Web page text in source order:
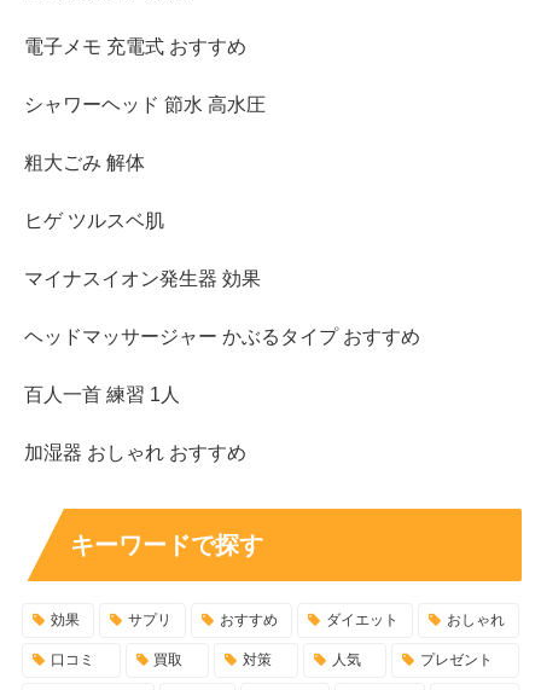
電子メモ 充電式 おすすめ
シャワーヘッド 節水 高水圧
粗大ごみ 解体
ヒゲ ツルスベ肌
マイナスイオン発生器 効果
ヘッドマッサージャー かぶるタイプ おすすめ
百人一首 練習 1人
加湿器 おしゃれ おすすめ
キーワードで探す
効果 サプリ おすすめ ダイエット おしゃれ
口コミ 買取 対策 人気 プレゼント